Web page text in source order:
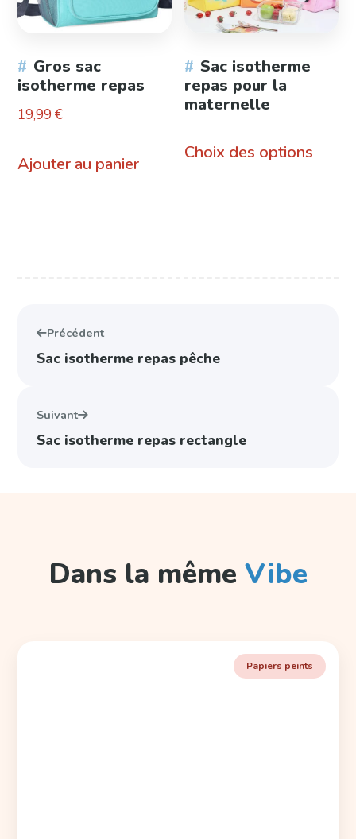
Gros sac
isotherme repas
19,99€
Ajouter au panier
Sac isotherme
repas pour la
maternelle
Choix des options
Précédent
Sac isotherme repas pêche
Suivant
Sac isotherme repas rectangle
Dans la même Vibe
Papiers peints